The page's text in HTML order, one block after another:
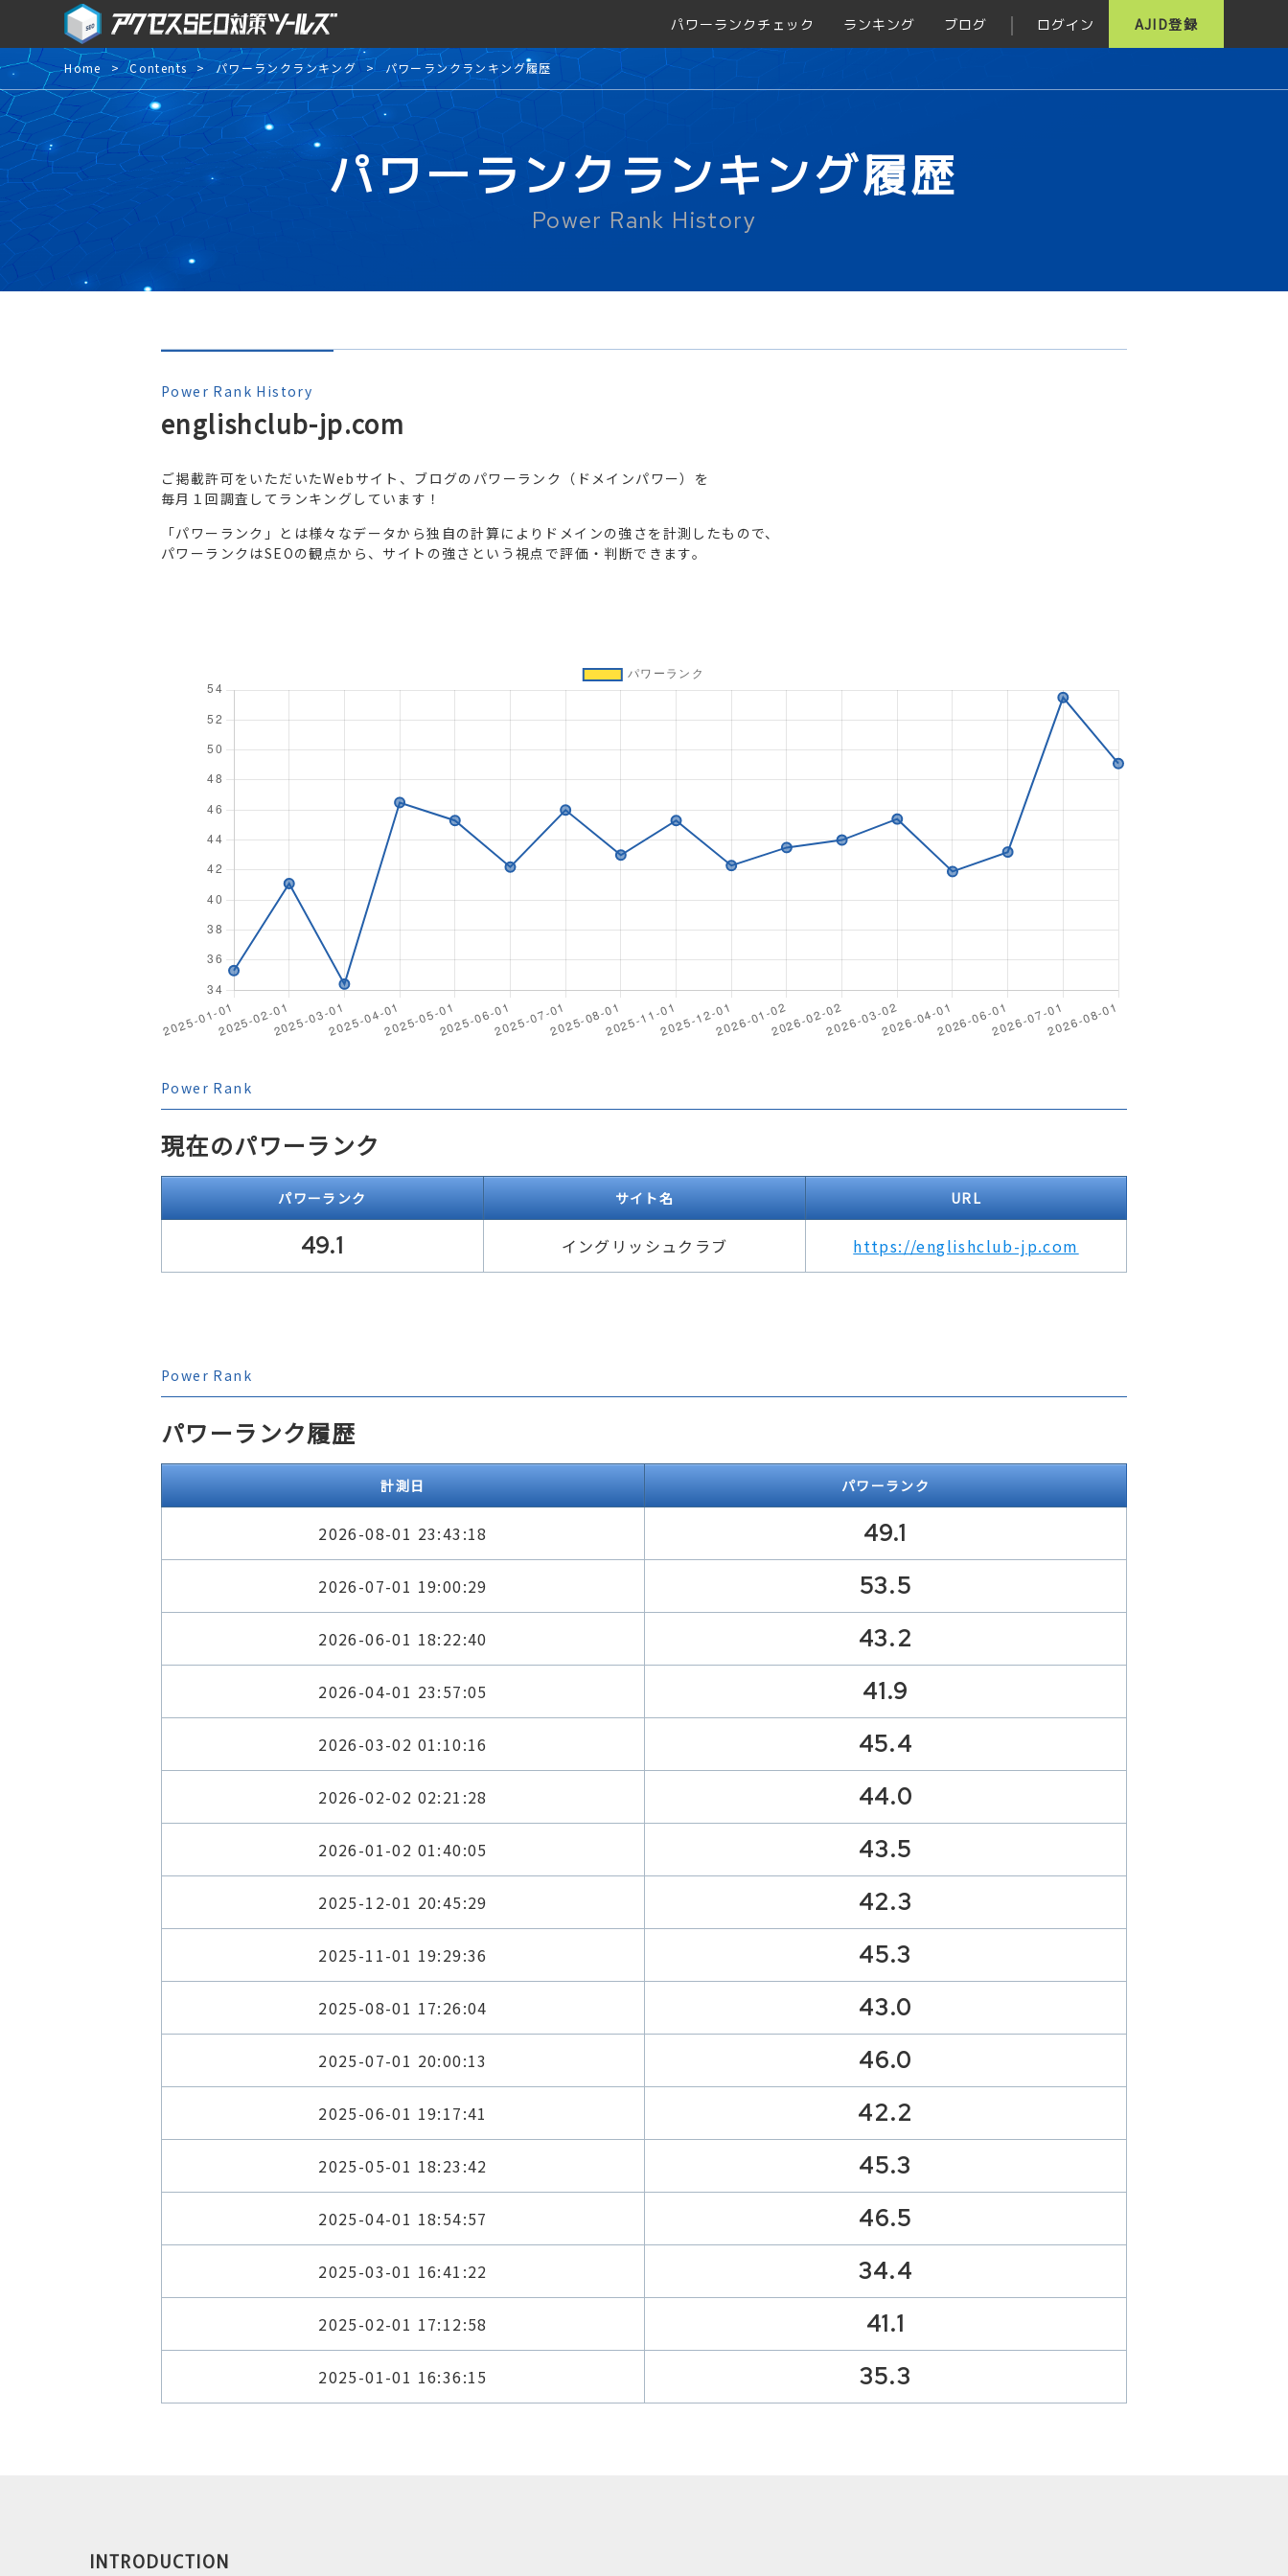
パワーランクチェック ランキング ブログ ログイン AJID登録
Home Contents パワーランクランキング パワーランクランキング履歴
パワーランクランキング履歴
Power Rank History
Power Rank History
englishclub-jp.com
ご掲載許可をいただいたWebサイト、ブログのパワーランク（ドメインパワー）を
毎月１回調査してランキングしています！
「パワーランク」とは様々なデータから独自の計算によりドメインの強さを計測したもので、
パワーランクはSEOの観点から、サイトの強さという視点で評価・判断できます。
Power Rank
現在のパワーランク
パワーランク サイト名 URL
49.1 イングリッシュクラブ https://englishclub-jp.com
Power Rank
パワーランク履歴
計測日 パワーランク
2026-08-01 23:43:18 49.1
2026-07-01 19:00:29 53.5
2026-06-01 18:22:40 43.2
2026-04-01 23:57:05 41.9
2026-03-02 01:10:16 45.4
2026-02-02 02:21:28 44.0
2026-01-02 01:40:05 43.5
2025-12-01 20:45:29 42.3
2025-11-01 19:29:36 45.3
2025-08-01 17:26:04 43.0
2025-07-01 20:00:13 46.0
2025-06-01 19:17:41 42.2
2025-05-01 18:23:42 45.3
2025-04-01 18:54:57 46.5
2025-03-01 16:41:22 34.4
2025-02-01 17:12:58 41.1
2025-01-01 16:36:15 35.3
INTRODUCTION